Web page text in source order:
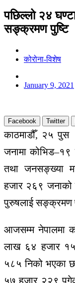
पछिल्लो २४
सङ्क्रमण पुष्टि
कोरोना-विशेष
January 9, 2021
Facebook Twitter
काठमाडौँ, २५ पुस
जनामा
तथा जनसङ्ख्या
हजार २६९ जनाको
पुरुषलाई सङ्क्रमण
आजसम्म नेपालमा
लाख ६४ हजार
५८५ निको भएका
५७ हजार २२९